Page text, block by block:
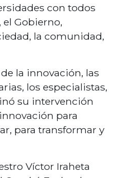
con todos
el Gobierno,
la comunidad,
la innovación, las
los especialistas,
su intervención
para
para transformar y
Víctor Iraheta